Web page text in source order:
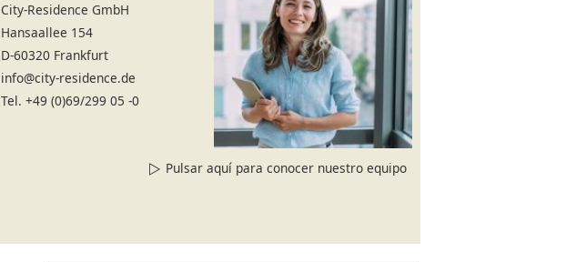
Pulsar aquí para conocer nuestro equipo
City-Residence GmbH
Hansaallee 154
D-60320 Frankfurt
info@city-residence.de
Tel. +49 (0)69/299 05 -0